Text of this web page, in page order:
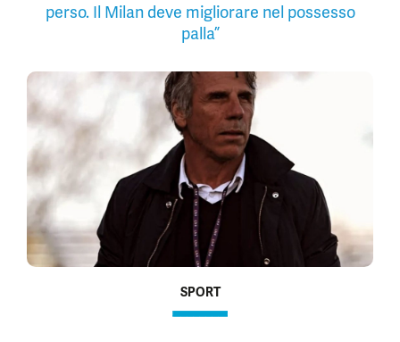
perso. Il Milan deve migliorare nel possesso
palla”
SPORT